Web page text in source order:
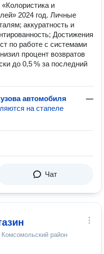
и
2024 год. Личные
аккуратность и
Достижения
по работе с системами
процент возвратов
до 0,5 % за последний
автомобиля
—
на стапеле
Чат
район